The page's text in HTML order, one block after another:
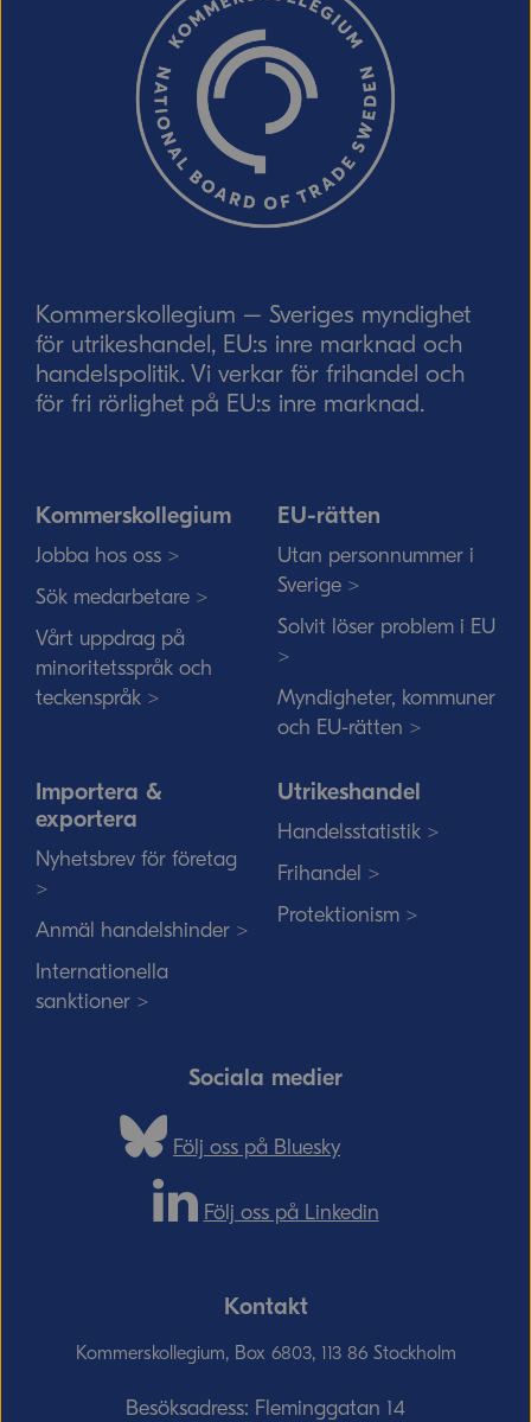
Ordverifiering Uppdatera captcha
Kommerskollegium – Sveriges myndighet
för utrikeshandel, EU:s inre marknad och
handelspolitik. Vi verkar för frihandel och
för fri rörlighet på EU:s inre marknad.
Kommerskollegium
Jobba hos oss >
Sök medarbetare >
Vårt uppdrag på
minoritetsspråk och
teckenspråk >
EU-rätten
Utan personnummer i
Sverige >
Solvit löser problem i EU
>
Myndigheter, kommuner
och EU-rätten >
Importera &
exportera
Nyhetsbrev för företag
>
Anmäl handelshinder >
Internationella
sanktioner >
Utrikeshandel
Handelsstatistik >
Frihandel >
Protektionism >
Sociala medier
Följ oss på Bluesky
Följ oss på Linkedin
Kontakt
Kommerskollegium, Box 6803, 113 86 Stockholm
Besöksadress: Fleminggatan 14